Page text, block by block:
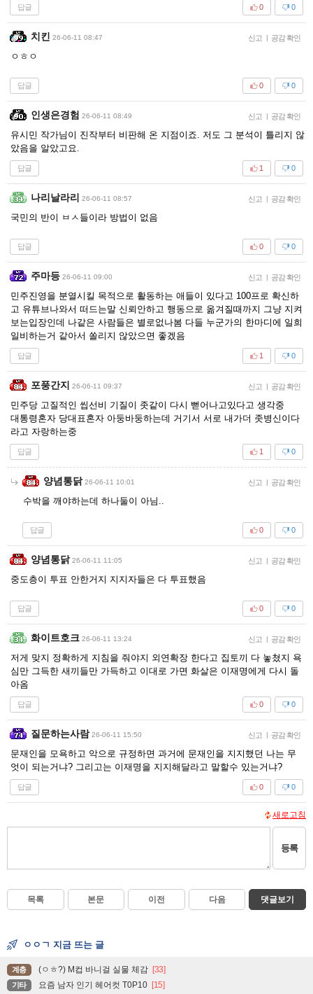
답글 0
0
치킨 26-06-11 08:47 신고 | 공감 확인
ㅇㅎㅇ
답글 0
0
인생은경험 26-06-11 08:49 신고 | 공감 확인
유시민 작가님이 진작부터 비판해 온 지점이죠. 저도 그 분석이 틀리지 않
았음을 알았고요.
답글 0
1
나리날라리 26-06-11 08:57 신고 | 공감 확인
국민의 반이 ㅂㅅ들이라 방법이 없음
답글 0
0
주마등 26-06-11 09:00 신고 | 공감 확인
민주진영을 분열시킬 목적으로 활동하는 애들이 있다고 100프로 확신하
고 유튜브나와서 떠드는말 신뢰안하고 행동으로 옮겨질때까지 그냥 지켜
보는입장인데 나같은 사람들은 별로없나봄 다들 누군가의 한마디에 일희
일비하는거 같아서 쏠리지 않았으면 좋겠음
답글 0
1
포풍간지 26-06-11 09:37 신고 | 공감 확인
민주당 고질적인 씹선비 기질이 좃같이 다시 뻗어나고있다고 생각중
대통령혼자 당대표혼자 아둥바둥하는데 거기서 서로 내가더 좃병신이다
라고 자랑하는중
답글 0
1
양념통닭 26-06-11 10:01 신고 | 공감 확인
수박을 깨야하는데 하나둘이 아님..
답글 0
0
양념통닭 26-06-11 11:05 신고 | 공감 확인
중도층이 투표 안한거지 지지자들은 다 투표했음
답글 0
0
화이트호크 26-06-11 13:24 신고 | 공감 확인
저게 맞지 정확하게 지침을 줘야지 외연확장 한다고 집토끼 다 놓쳤지 욕
심만 그득한 새끼들만 가득하고 이대로 가면 화살은 이재명에게 다시 돌
아옴
답글 0
0
질문하는사람 26-06-11 15:50 신고 | 공감 확인
문재인을 모욕하고 악으로 규정하면 과거에 문재인을 지지했던 나는 무
엇이 되는거냐? 그리고는 이재명을 지지해달라고 말할수 있는거냐?
답글 0
0
새로고침
등록
목록 본문 이전 다음 댓글보기
ㅇㅇㄱ 지금 뜨는 글
계층 (ㅇㅎ?) M컵 바니걸 실물 체감 [33]
기타 요즘 남자 인기 헤어컷 T0P10 [15]